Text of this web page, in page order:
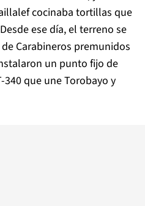
cocinaba tortillas que
ese día, el terreno se
Carabineros premunidos
un punto fijo de
que une Torobayo y